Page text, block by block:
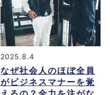
2025.8.4
なぜ社会人のほぼ全員
がビジネスマナーを覚